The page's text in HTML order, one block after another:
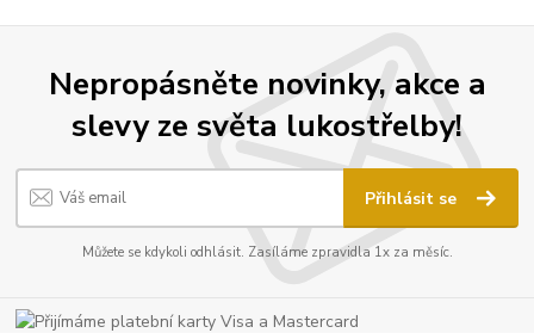
Nepropásněte novinky, akce a
slevy ze světa lukostřelby!
Přihlásit se
Můžete se kdykoli odhlásit. Zasíláme zpravidla 1x za měsíc.